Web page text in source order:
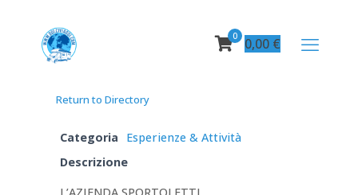
0 0,00 €
Return to Directory
Categoria
Esperienze & Attività
Descrizione